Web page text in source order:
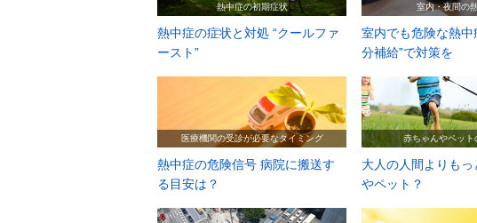
熱中症の症状と対処 “クールファ
ースト”
熱中症の初期症状
室内でも危険な熱中
分補給”で対策を
室内・夜間の
熱中症の危険信号 病院に搬送す
る目安は？
医療機関の受診が必要なタイミング
大人の人間よりもっ
やペット？
赤ちゃんやペット